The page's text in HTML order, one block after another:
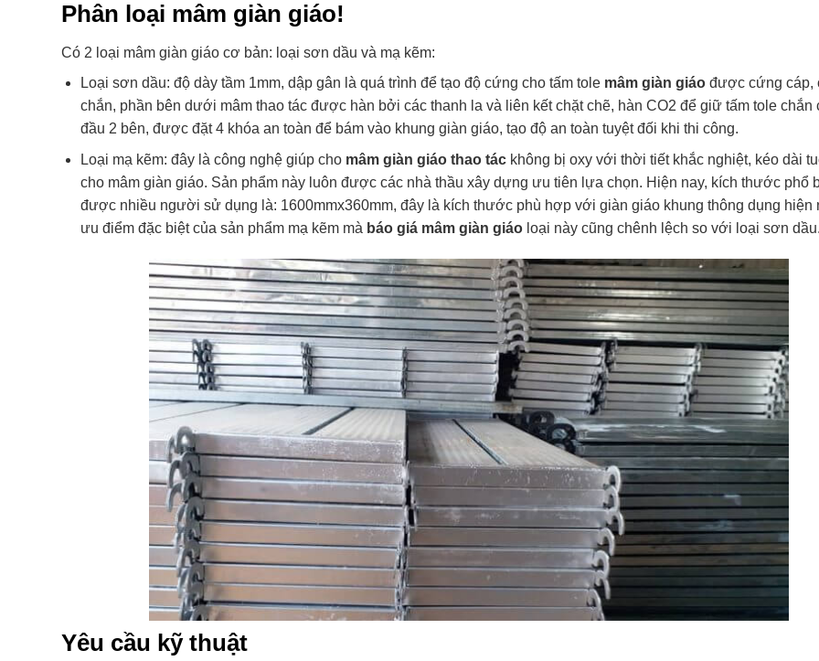
Phân loại mâm giàn giáo!
Có 2 loại mâm giàn giáo cơ bản: loại sơn dầu và mạ kẽm:
Loại sơn dầu: độ dày tầm 1mm, dập gân là quá trình để tạo độ cứng cho tấm tole mâm giàn giáođược cứng cáp,
chắn, phần bên dưới mâm thao tác được hàn bởi các thanh la và liên kết chặt chẽ, hàn CO2 để giữ tấm tole chắn
đầu 2 bên, được đặt 4 khóa an toàn để bám vào khung giàn giáo, tạo độ an toàn tuyệt đối khi thi công.
Loại mạ kẽm: đây là công nghệ giúp cho mâm giàn giáo thao táckhông bị oxy với thời tiết khắc nghiệt, kéo dài
cho mâm giàn giáo. Sản phẩm này luôn được các nhà thầu xây dựng ưu tiên lựa chọn. Hiện nay, kích thước phổ
được nhiều người sử dụng là: 1600mmx360mm, đây là kích thước phù hợp với giàn giáo khung thông dụng hiện
ưu điểm đặc biệt của sản phẩm mạ kẽm mà báo giá mâm giàn giáoloại này cũng chênh lệch so với loại sơn dầu.
Yêu cầu kỹ thuật